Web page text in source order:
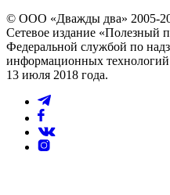
© ООО «Дважды два» 2005-
Сетевое издание «Полезный
Федеральной службой по
информационных
13 июля 2018 года.